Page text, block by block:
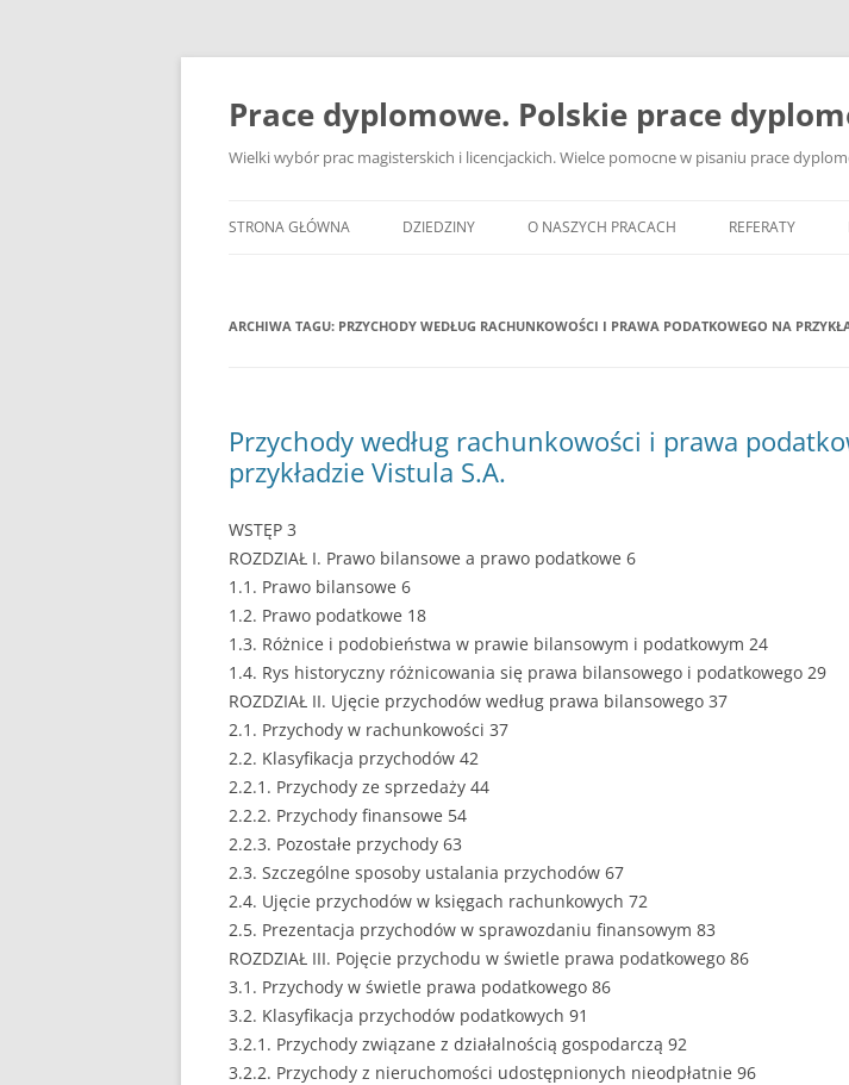
Przejdź
Prace dyplomowe. Polskie prace
Wielki wybór prac magisterskich i licencjackich. Wielce pomocne w pisaniu prace
STRONA GŁÓWNA DZIEDZINY
BANKOWOŚĆ
EKOLOGIA
EUROPEISTYKA
FINANSE
GASTRONOMIA
HANDEL
HISTORIA
HOTELARSTWO
LOGISTYKA I TRANSPORT
MARKETING
MARKETING POLITYCZNY
O NASZYCH PRACACH REFERATY
ARCHIWA TAGU: PRZYCHODY WEDŁUG RACHUNKOWOŚCI I PRAWA PODATKOWEGO NA
Przychody według rachunkowości i prawa
przykładzie Vistula S.A.
WSTĘP 3
ROZDZIAŁ I. Prawo bilansowe a prawo podatkowe 6
1.1. Prawo bilansowe 6
1.2. Prawo podatkowe 18
1.3. Różnice i podobieństwa w prawie bilansowym i podatkowym 24
1.4. Rys historyczny różnicowania się prawa bilansowego i podatkowego 29
ROZDZIAŁ II. Ujęcie przychodów według prawa bilansowego 37
2.1. Przychody w rachunkowości 37
2.2. Klasyfikacja przychodów 42
2.2.1. Przychody ze sprzedaży 44
2.2.2. Przychody finansowe 54
2.2.3. Pozostałe przychody 63
2.3. Szczególne sposoby ustalania przychodów 67
2.4. Ujęcie przychodów w księgach rachunkowych 72
2.5. Prezentacja przychodów w sprawozdaniu finansowym 83
ROZDZIAŁ III. Pojęcie przychodu w świetle prawa podatkowego 86
3.1. Przychody w świetle prawa podatkowego 86
3.2. Klasyfikacja przychodów podatkowych 91
3.2.1. Przychody związane z działalnością gospodarczą 92
3.2.2. Przychody z nieruchomości udostępnionych nieodpłatnie 96